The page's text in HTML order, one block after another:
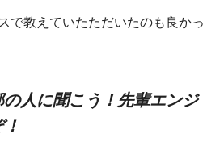
で教えていたただいたのも良かっ
人に聞こう！先輩エンジ